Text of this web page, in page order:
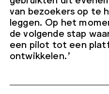
van bezoekers op te
leggen. Op het
de volgende stap
een pilot tot een
ontwikkelen.’